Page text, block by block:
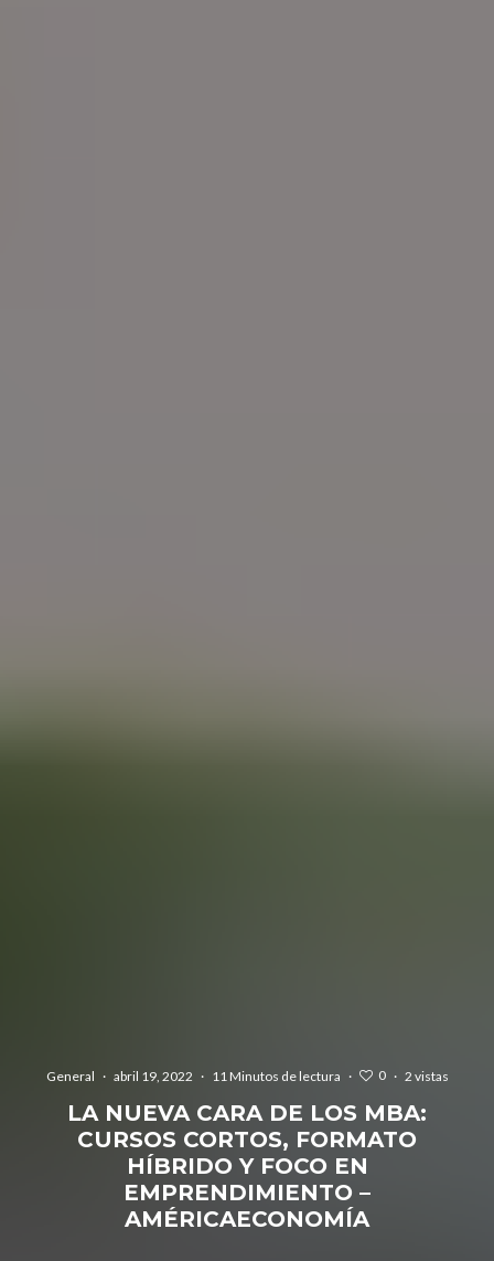
General · abril 19, 2022 · 11 Minutos de lectura · 0 · 2 vistas
LA NUEVA CARA DE LOS MBA:
CURSOS CORTOS, FORMATO
HÍBRIDO Y FOCO EN
EMPRENDIMIENTO –
AMÉRICAECONOMÍA